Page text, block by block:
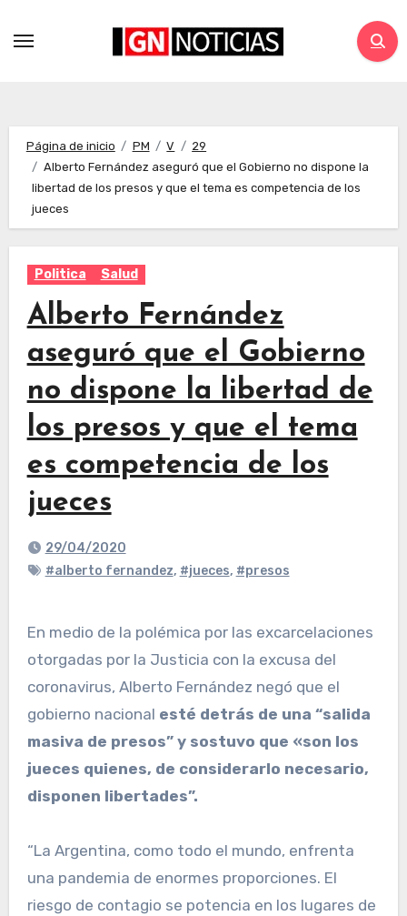
Página de inicio PM V
29
Alberto Fernández aseguró que el Gobierno no dispone la
libertad de los presos y que el tema es competencia de los
jueces
Politica Salud
Alberto Fernández
aseguró que el Gobierno
no dispone la libertad de
los presos y que el tema
es competencia de los
jueces
29/04/2020
#alberto fernandez, #jueces, #presos
En medio de la polémica por las excarcelaciones
otorgadas por la Justicia con la excusa del
coronavirus, Alberto Fernández negó que el
gobierno nacional esté detrás de una “salida
masiva de presos” y sostuvo que «son los
jueces quienes, de considerarlo necesario,
disponen libertades”.
“La Argentina, como todo el mundo, enfrenta
una pandemia de enormes proporciones. El
riesgo de contagio se potencia en los lugares de